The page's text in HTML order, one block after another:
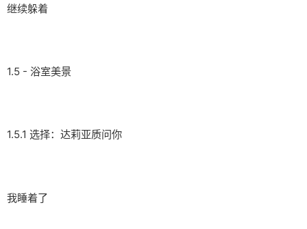
继续躲着
1.5 - 浴室美景
1.5.1 选择：达莉亚质问你
我睡着了